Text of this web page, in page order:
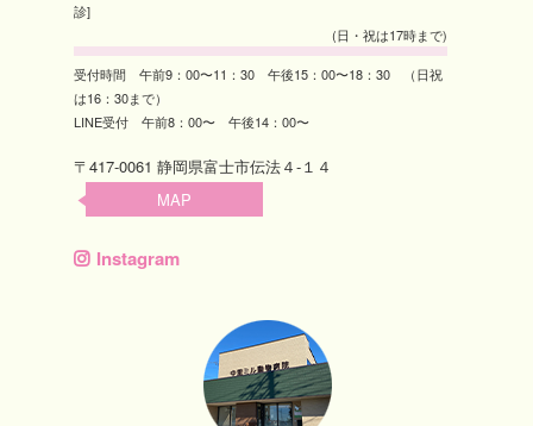
診]
(日・祝は17時まで)
受付時間 午前9：00〜11：30 午後15：00〜18：30 （日祝
は16：30まで）
LINE受付 午前8：00〜 午後14：00〜
〒417-0061 静岡県富士市伝法４-１４
MAP
Instagram